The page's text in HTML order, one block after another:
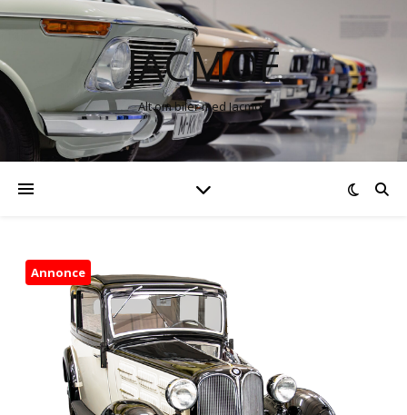
JACMOE
Alt om biler med Jacmoe
Annonce